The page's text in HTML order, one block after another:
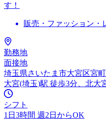
す！
販売・ファッション・
勤務地
面接地
埼玉県さいたま市大宮区宮
大宮(埼玉)駅 徒歩3分、北大
シフト
1日3時間 週2日からOK